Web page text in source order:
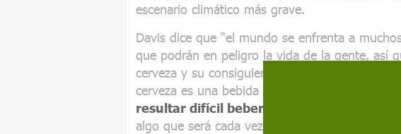
escenario climático más grave.
Davis dice que “el mundo se enfrenta a
que podrán en peligro la vida de la gente, así
cerveza y su consiguiente encarecimiento
cerveza es una bebida muy popular en el
resultar difícil beberse una pinta fresca al
algo que será cada vez más común,